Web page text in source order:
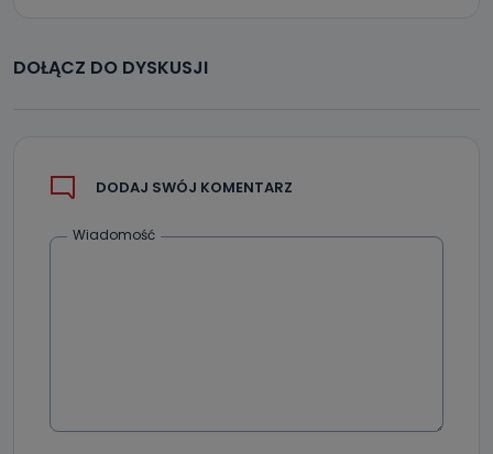
DOŁĄCZ DO DYSKUSJI
DODAJ SWÓJ KOMENTARZ
Wiadomość